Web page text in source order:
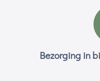
Bezorging in